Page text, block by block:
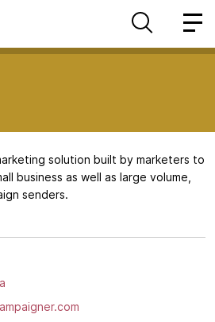
solution built by marketers to
business as well as large volume,
senders.